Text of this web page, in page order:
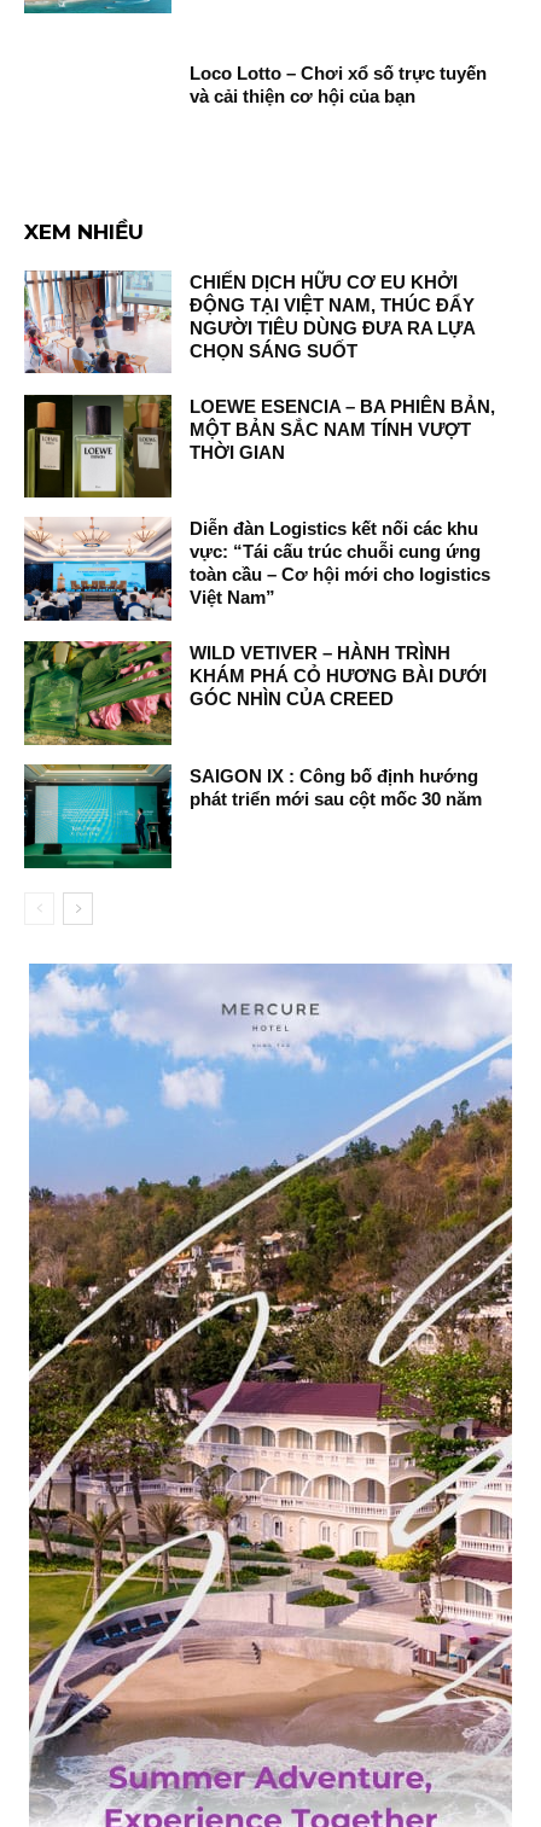
Loco Lotto – Chơi xổ số trực tuyến
và cải thiện cơ hội của bạn
XEM NHIỀU
CHIẾN DỊCH HỮU CƠ EU KHỞI
ĐỘNG TẠI VIỆT NAM, THÚC ĐẨY
NGƯỜI TIÊU DÙNG ĐƯA RA LỰA
CHỌN SÁNG SUỐT
LOEWE ESENCIA – BA PHIÊN BẢN,
MỘT BẢN SẮC NAM TÍNH VƯỢT
THỜI GIAN
Diễn đàn Logistics kết nối các khu
vực: “Tái cấu trúc chuỗi cung ứng
toàn cầu – Cơ hội mới cho logistics
Việt Nam”
WILD VETIVER – HÀNH TRÌNH
KHÁM PHÁ CỎ HƯƠNG BÀI DƯỚI
GÓC NHÌN CỦA CREED
SAIGON IX : Công bố định hướng
phát triển mới sau cột mốc 30 năm